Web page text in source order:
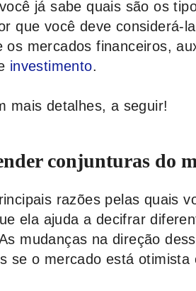
já sabe quais são os
que você deve considerá-
os mercados financeiros,
investimento.
mais detalhes, a seguir!
conjunturas do
razões pelas quais
ela ajuda a decifrar
mudanças na direção
se o mercado está